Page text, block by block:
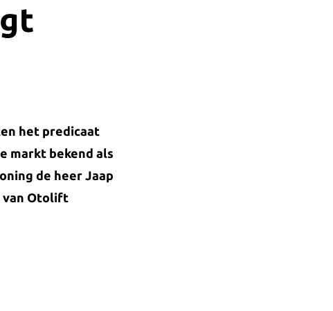
het predicaat
markt bekend als
de heer Jaap
van Otolift